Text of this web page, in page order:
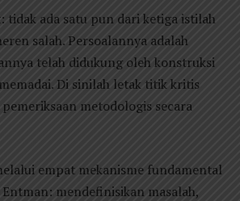
tidak ada satu pun dari ketiga istilah
salah. Persoalannya adalah
telah didukung oleh konstruksi
Di sinilah letak titik kritis
metodologis secara
empat mekanisme fundamental
mendefinisikan masalah,